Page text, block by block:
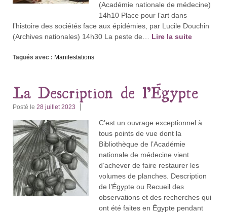
(Académie nationale de médecine)
14h10 Place pour l’art dans
l’histoire des sociétés face aux épidémies, par Lucile Douchin
(Archives nationales) 14h30 La peste de… Lire la suite
Tagués avec : Manifestations
La Description de l’Égypte
Posté le 28 juillet 2023
C’est un ouvrage exceptionnel à
tous points de vue dont la
Bibliothèque de l’Académie
nationale de médecine vient
d’achever de faire restaurer les
volumes de planches. Description
de l’Égypte ou Recueil des
observations et des recherches qui
ont été faites en Égypte pendant